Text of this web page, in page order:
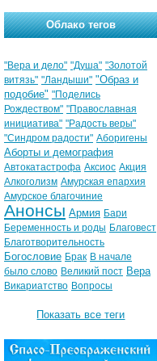
Облако тегов
"Вера и дело" "Душа" "Золотой
витязь" "Ландыши" "Образ и
подобие" "Поделись
Рождеством" "Православная
инициатива" "Радость веры"
"Синдром радости" Аборигены
Аборты и демография
Автокатастрофа Аксиос Акция
Алкоголизм Амурская епархия
Амурское благочиние
Анонсы Армия Бари
Беременность и роды Благовест
Благотворительность
Богословие Брак В начале
было слово Великий пост Вера
Викариатство Вопросы
Показать все теги